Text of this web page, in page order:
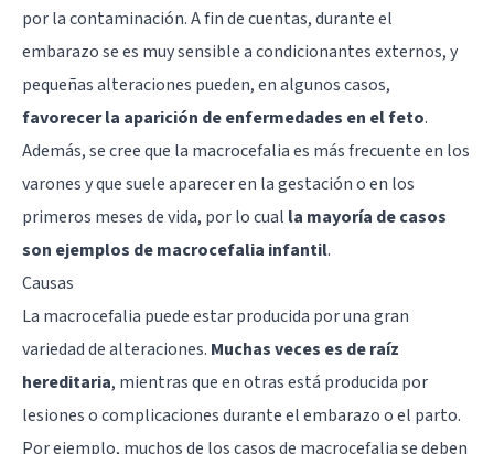
por la contaminación. A fin de cuentas, durante el
embarazo se es muy sensible a condicionantes externos, y
pequeñas alteraciones pueden, en algunos casos,
favorecer la aparición de enfermedades en el feto.
Además, se cree que la macrocefalia es más frecuente en los
varones y que suele aparecer en la gestación o en los
primeros meses de vida, por lo cual la mayoría de casos
son ejemplos de macrocefalia infantil.
Causas
La macrocefalia puede estar producida por una gran
variedad de alteraciones. Muchas veces es de raíz
hereditaria, mientras que en otras está producida por
lesiones o complicaciones durante el embarazo o el parto.
Por ejemplo, muchos de los casos de macrocefalia se deben